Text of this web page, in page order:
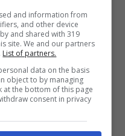
and information from
and other device
and shared with 319
site. We and our partners
List of partners.
data on the basis
object to by managing
at the bottom of this page
consent in privacy